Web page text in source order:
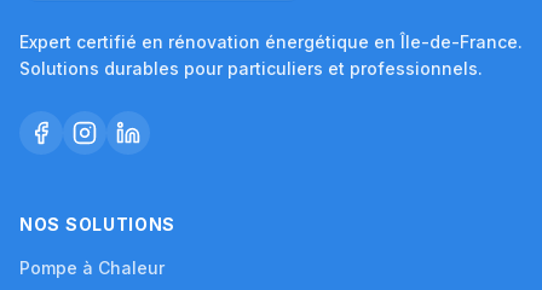
Expert certifié en rénovation énergétique en Île-de-France.
Solutions durables pour particuliers et professionnels.
NOS SOLUTIONS
Pompe à Chaleur